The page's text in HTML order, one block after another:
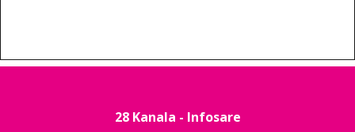
28 Kanala - Infosare